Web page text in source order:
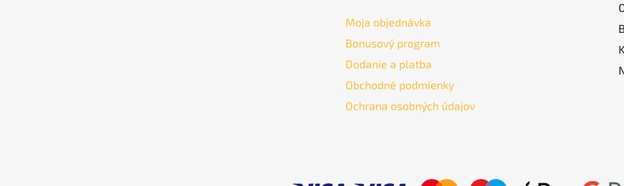
Moja objednávka
Bonusový program
Dodanie a platba
Obchodné podmienky
Ochrana osobných údajov